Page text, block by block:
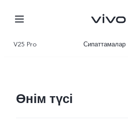
V25 Pro Сипаттамалар
Өнім түсі